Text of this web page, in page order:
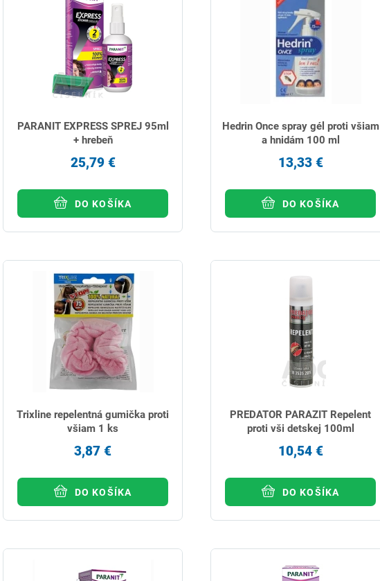
PARANIT EXPRESS SPREJ 95ml
+ hrebeň
25,79 €
DO KOŠÍKA
Hedrin Once spray gél proti všiam
a hnidám 100 ml
13,33 €
DO KOŠÍKA
Trixline repelentná gumička proti
všiam 1 ks
3,87 €
DO KOŠÍKA
PREDATOR PARAZIT Repelent
proti vši detskej 100ml
10,54 €
DO KOŠÍKA